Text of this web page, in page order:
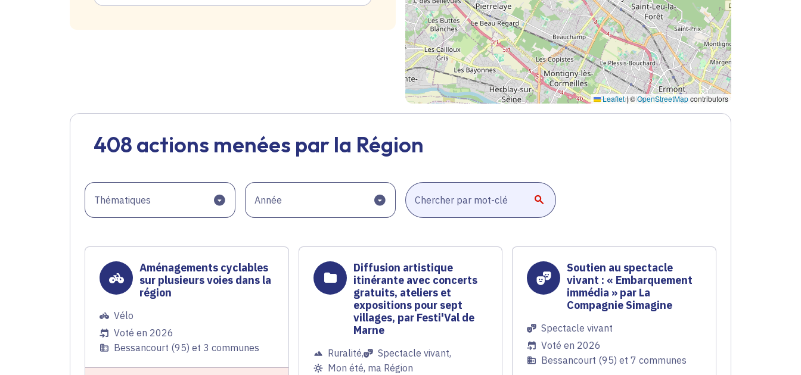
Leaflet|©OpenStreetMapcontributors
408 actions menées par la Région
Chercher par mot-clé
Thématiques Année
Aménagements cyclables
sur plusieurs voies dans la
région
Vélo
Voté en 2026
Bessancourt (95) et 3 communes
Diffusion artistique
itinérante avec concerts
gratuits, ateliers et
expositions pour sept
villages, par Festi'Val de
Marne
Ruralité, Spectacle vivant,
Mon été, ma Région
Soutien au spectacle
vivant : « Embarquement
immédia » par La
Compagnie Simagine
Spectacle vivant
Voté en 2026
Bessancourt (95) et 7 communes